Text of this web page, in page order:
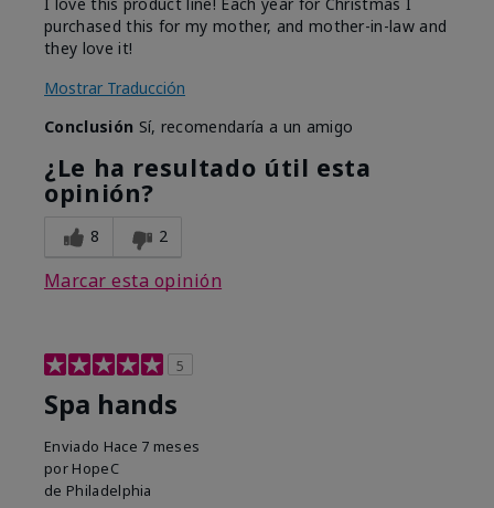
purchased this for my mother, and mother-in-law and
they love it!
Mostrar Traducción
Conclusión Sí, recomendaría a un amigo
¿Le ha resultado útil esta
opinión?
8 2
Marcar esta opinión
5
Spa hands
Enviado Hace 7 meses
por HopeC
de Philadelphia